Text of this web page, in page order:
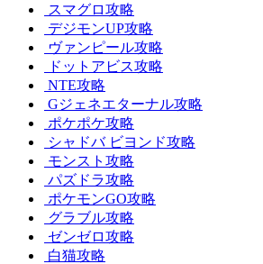
スマグロ攻略
デジモンUP攻略
ヴァンピール攻略
ドットアビス攻略
NTE攻略
Gジェネエターナル攻略
ポケポケ攻略
シャドバ ビヨンド攻略
モンスト攻略
パズドラ攻略
ポケモンGO攻略
グラブル攻略
ゼンゼロ攻略
白猫攻略